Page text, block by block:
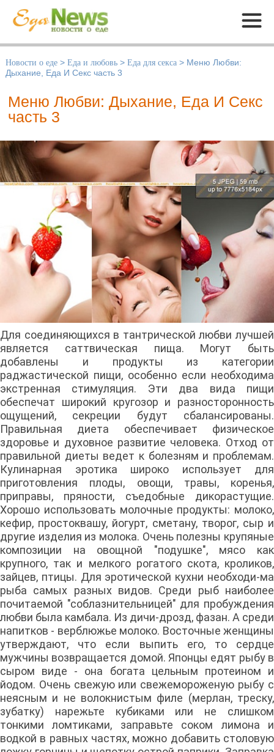
Меню
Новости о еде > Еда и любовь > Еда для секса > Меню Любви:
Дыхание, Еда И Секс часть 3
Меню Любви: Дыхание, Еда И Секс
часть 3
Для соединяющихся в тантрической любви лучшей
является саттвическая пища. Могут быть
добавлены и продукты из категории
раджастической пищи, особенно если необходима
экстренная стимуляция. Эти два вида пищи
обеспечат широкий кругозор и разносторонность
ощущений, секреции будут сбалансированы.
Правильная диета обеспечивает физическое
здоровье и духовное развитие человека. Отход от
правильной диеты ведет к болезням и проблемам.
Кулинарная эротика широко использует для
приготовления плоды, овощи, травы, коренья,
приправы, пряности, съедобные дикорастущие.
Хорошо использовать молочные продукты: молоко,
кефир, простоквашу, йогурт, сметану, творог, сыр и
другие изделия из молока. Очень полезны крупяные
композиции на овощной "подушке", мясо как
крупного, так и мелкого рогатого скота, кроликов,
зайцев, птицы. Для эротической кухни необходи-ма
рыба самых разных видов. Среди рыб наиболее
почитаемой "соблазнительницей" для пробуждения
любви была камбала. Из дичи-дрозд, фазан. А среди
напитков - верблюжье молоко. Восточные женщины
утверждают, что если выпить его, то сердце
мужчины возвращается домой. Японцы едят рыбу в
сыром виде - она богата цельным протеином и
йодом. Очень свежую или свежемороженую рыбу с
неясным и не волокнистым филе (мерлан, треску,
зубатку) нарежьте кубиками или не слишком
тонкими ломтиками, заправьте соком лимона и
водкой в равных частях, можно добавить столовую